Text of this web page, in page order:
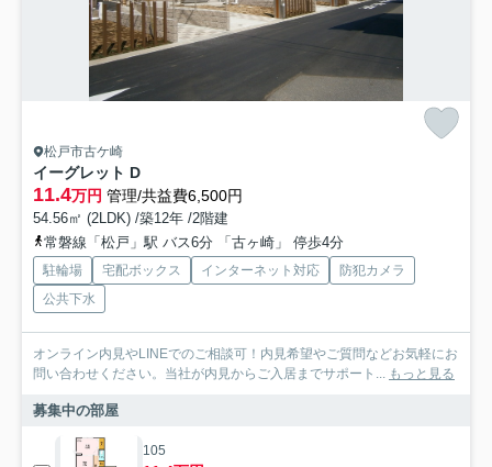
松戸市古ケ崎
イーグレット D
11.4万円 管理/共益費6,500円
54.56㎡ (2LDK) /築12年 /2階建
常磐線「松戸」駅 バス6分 「古ヶ崎」 停歩4分
駐輪場 宅配ボックス インターネット対応
防犯カメラ
公共下水
オンライン内見やLINEでのご相談可！内見希望やご質問などお気軽にお
問い合わせください。当社が内見からご入居までサポート... もっと見る
募集中の部屋
105